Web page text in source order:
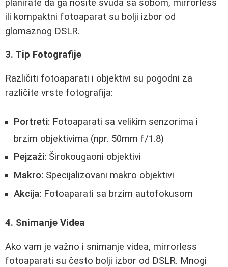
planirate da ga nosite svuda sa sobom, mirrorless
ili kompaktni fotoaparat su bolji izbor od
glomaznog DSLR.
3. Tip Fotografije
Različiti fotoaparati i objektivi su pogodni za
različite vrste fotografija:
Portreti: Fotoaparati sa velikim senzorima i
brzim objektivima (npr. 50mm f/1.8)
Pejzaži: Širokougaoni objektivi
Makro: Specijalizovani makro objektivi
Akcija: Fotoaparati sa brzim autofokusom
4. Snimanje Videa
Ako vam je važno i snimanje videa, mirrorless
fotoaparati su često bolji izbor od DSLR. Mnogi